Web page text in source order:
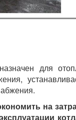
для
на